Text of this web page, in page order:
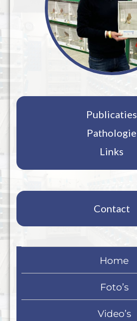
Publicaties
Pathologie
Links
Contact
Home
Foto’s
Video’s